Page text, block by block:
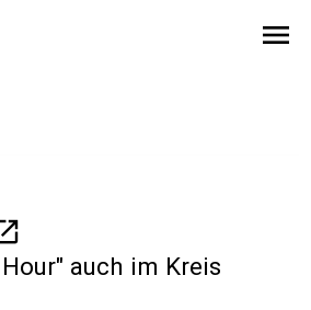
menu
auch im Kreis